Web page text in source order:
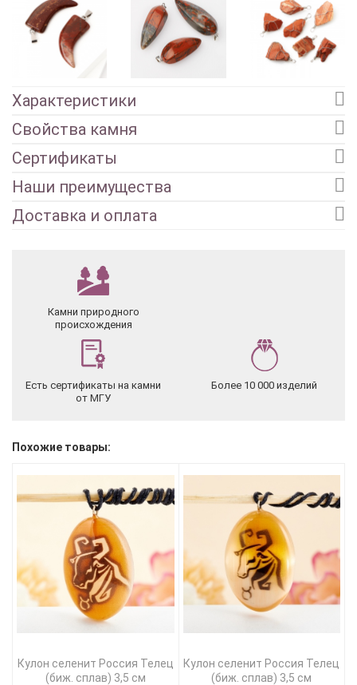
Характеристики
Свойства камня
Сертификаты
Наши преимущества
Доставка и оплата
Камни природного
происхождения
Есть сертификаты на камни
от МГУ
Более 10 000 изделий
Похожие товары:
Кулон селенит Россия Телец
(биж. сплав) 3,5 см
Кулон селенит Россия Телец
(биж. сплав) 3,5 см